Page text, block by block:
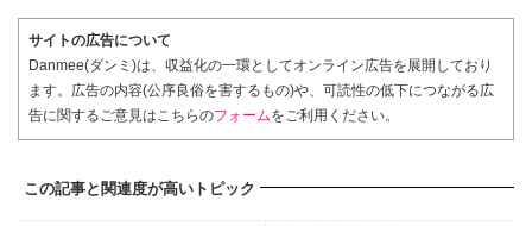
サイトの広告について
Danmee(ダンミ)は、収益化の一環としてオンライン広告を展開しており
ます。広告の内容(公序良俗を害するもの)や、可読性の低下につながる広
告に関するご意見はこちらのフォームをご利用ください。
この記事と関連度が高いトピック